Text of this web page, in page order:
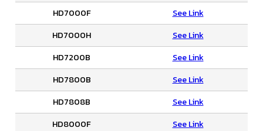
HD7000F
See Link
HD7000H
See Link
HD7200B
See Link
HD7800B
See Link
HD7808B
See Link
HD8000F
See Link